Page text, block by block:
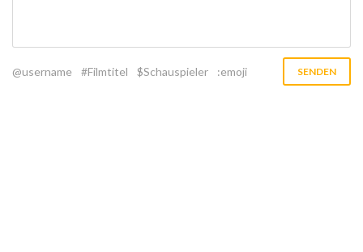
@username #Filmtitel $Schauspieler :emoji